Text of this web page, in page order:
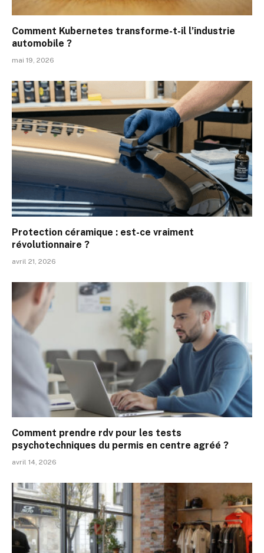
Comment Kubernetes transforme-t-il l’industrie
automobile ?
mai 19, 2026
Protection céramique : est-ce vraiment
révolutionnaire ?
avril 21, 2026
Comment prendre rdv pour les tests
psychotechniques du permis en centre agréé ?
avril 14, 2026